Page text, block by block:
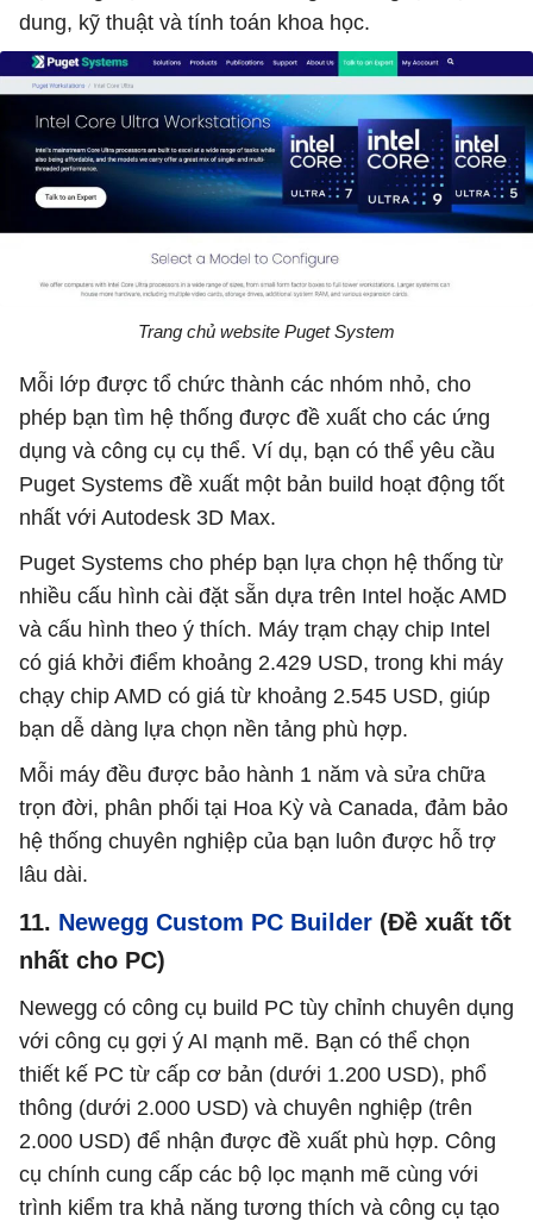
dung, kỹ thuật và tính toán khoa học.
Trang chủ website Puget System
Mỗi lớp được tổ chức thành các nhóm nhỏ, cho
phép bạn tìm hệ thống được đề xuất cho các ứng
dụng và công cụ cụ thể. Ví dụ, bạn có thể yêu cầu
Puget Systems đề xuất một bản build hoạt động tốt
nhất với Autodesk 3D Max.
Puget Systems cho phép bạn lựa chọn hệ thống từ
nhiều cấu hình cài đặt sẵn dựa trên Intel hoặc AMD
và cấu hình theo ý thích. Máy trạm chạy chip Intel
có giá khởi điểm khoảng 2.429 USD, trong khi máy
chạy chip AMD có giá từ khoảng 2.545 USD, giúp
bạn dễ dàng lựa chọn nền tảng phù hợp.
Mỗi máy đều được bảo hành 1 năm và sửa chữa
trọn đời, phân phối tại Hoa Kỳ và Canada, đảm bảo
hệ thống chuyên nghiệp của bạn luôn được hỗ trợ
lâu dài.
11. Newegg Custom PC Builder (Đề xuất tốt
nhất cho PC)
Newegg có công cụ build PC tùy chỉnh chuyên dụng
với công cụ gợi ý AI mạnh mẽ. Bạn có thể chọn
thiết kế PC từ cấp cơ bản (dưới 1.200 USD), phổ
thông (dưới 2.000 USD) và chuyên nghiệp (trên
2.000 USD) để nhận được đề xuất phù hợp. Công
cụ chính cung cấp các bộ lọc mạnh mẽ cùng với
trình kiểm tra khả năng tương thích và công cụ tạo